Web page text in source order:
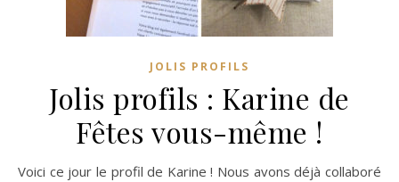
JOLIS PROFILS
Jolis profils : Karine de
Fêtes vous-même !
Voici ce jour le profil de Karine ! Nous avons déjà collaboré